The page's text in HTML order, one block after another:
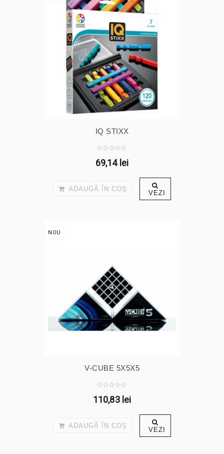
IQ STIXX
69,14 lei
ADAUGĂ ÎN COŞ VEZI
NOU
V-CUBE 5X5X5
110,83 lei
ADAUGĂ ÎN COŞ VEZI